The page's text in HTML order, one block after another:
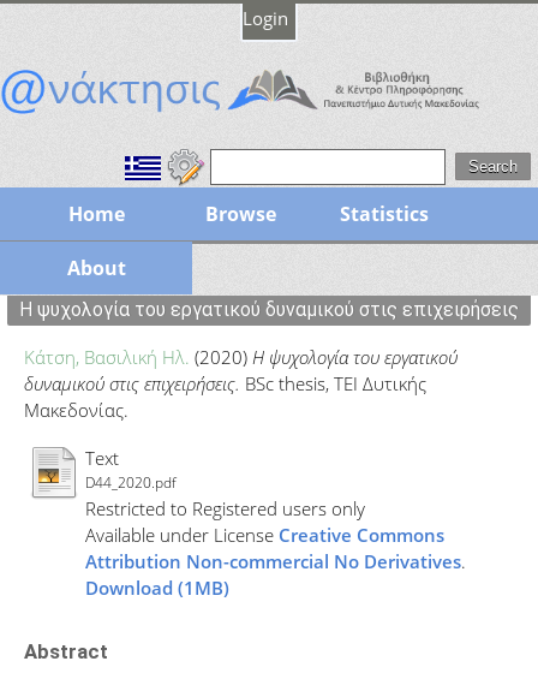
Login
Home Browse Statistics
About
Η ψυχολογία του εργατικού δυναμικού στις επιχειρήσεις
Κάτση, Βασιλική Ηλ. (2020) Η ψυχολογία του εργατικού
δυναμικού στις επιχειρήσεις. BSc thesis, ΤΕΙ Δυτικής
Μακεδονίας.
Text
D44_2020.pdf
Restricted to Registered users only
Available under License Creative Commons
Attribution Non-commercial No Derivatives.
Download (1MB)
Abstract